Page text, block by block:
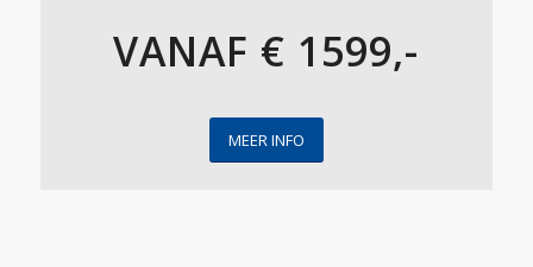
VANAF € 1599,-
MEER INFO